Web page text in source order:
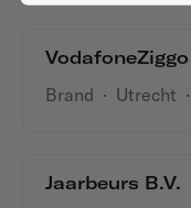
VodafoneZiggo
Brand · Utrecht ·
Jaarbeurs B.V.